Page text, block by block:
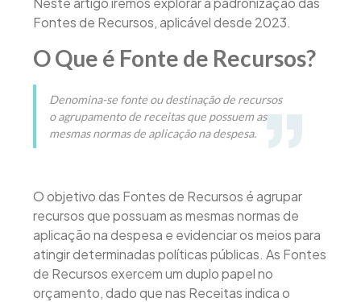
Fontes de Recursos, aplicável desde 2023.
O Que é Fonte de Recursos?
Denomina-se fonte ou destinação de recursos
o agrupamento de receitas que possuem as
mesmas normas de aplicação na despesa.
O objetivo das Fontes de Recursos é agrupar
recursos que possuam as mesmas normas de
aplicação na despesa e evidenciar os meios para
atingir determinadas políticas públicas. As Fontes
de Recursos exercem um duplo papel no
orçamento, dado que nas Receitas indica o